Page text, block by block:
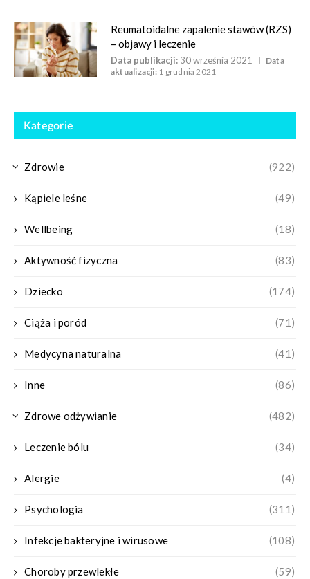
Reumatoidalne zapalenie stawów (RZS)
– objawy i leczenie
Data publikacji: 30 września 2021
Data
aktualizacji: 1 grudnia 2021
Kategorie
Zdrowie (922)
Kąpiele leśne (49)
Wellbeing (18)
Aktywność fizyczna (83)
Dziecko (174)
Ciąża i poród (71)
Medycyna naturalna (41)
Inne (86)
Zdrowe odżywianie (482)
Leczenie bólu (34)
Alergie (4)
Psychologia (311)
Infekcje bakteryjne i wirusowe (108)
Choroby przewlekłe (59)